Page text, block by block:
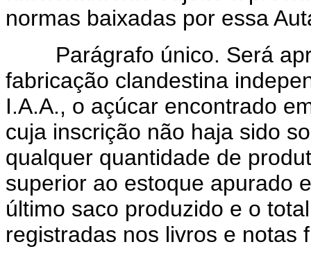
normas baixadas por essa
Parágrafo único. Será
fabricação clandestina
I.A.A., o açúcar encontrado
cuja inscrição não haja sido
qualquer quantidade de
superior ao estoque apurado
último saco produzido e o
registradas nos livros e notas